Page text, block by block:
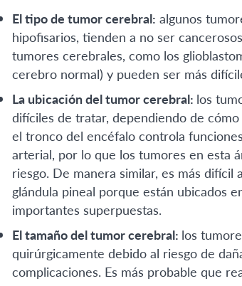
El tipo de tumor cerebral: algunos
hipofisarios, tienden a no ser
tumores cerebrales, como los
cerebro normal) y pueden ser más
La ubicación del tumor cerebral: los
difíciles de tratar, dependiendo de
el tronco del encéfalo controla
arterial, por lo que los tumores en esta
riesgo. De manera similar, es más difícil
glándula pineal porque están ubicados
importantes superpuestas.
El tamaño del tumor cerebral: los
quirúrgicamente debido al riesgo de
complicaciones. Es más probable que